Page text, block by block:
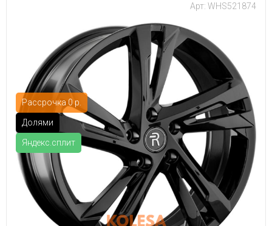
Рассрочка 0 р.
Долями
Яндекс.сплит
Арт: WHS521874